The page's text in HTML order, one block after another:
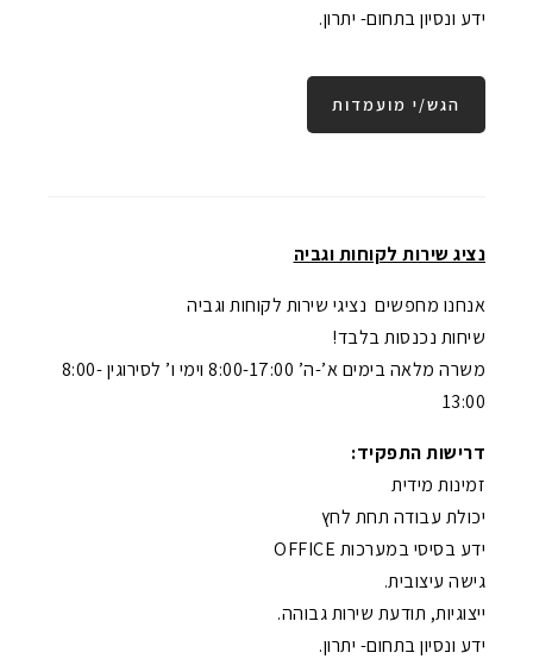
ידע ונסיון בתחום- יתרון.
הגש/י מועמדות
נציג שירות לקוחות וגביה
אנחנו מחפשים נציגי שירות לקוחות וגביה
שיחות נכנסות בלבד!
משרה מלאה בימים א’-ה’ 8:00-17:00 וימי ו’ לסירוגין 8:00-
13:00
דרישות התפקיד:
זמינות מידית
יכולת עבודה תחת לחץ
ידע בסיסי במערכות OFFICE
גישה עיצובית.
ייצוגיות, תודעת שירות גבוהה.
ידע ונסיון בתחום- יתרון.